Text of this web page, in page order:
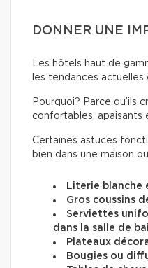
DONNER UNE
Les hôtels haut de
les tendances actuelles
Pourquoi? Parce qu’ils
confortables, apaisants
Certaines astuces
bien dans une maison
Literie blanche
Gros coussins
Serviettes
dans la salle de
Plateaux
Bougies ou